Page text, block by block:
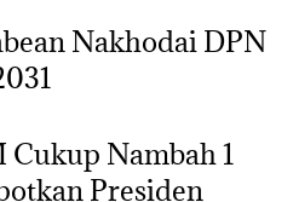
Nakhodai DPN
Nambah 1
Presiden